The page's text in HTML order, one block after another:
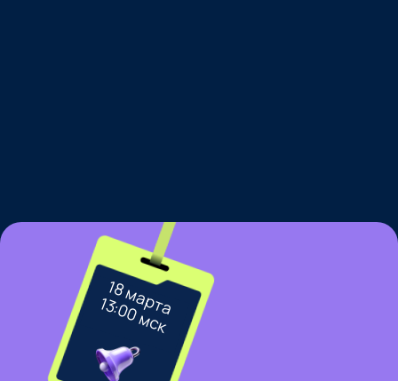
18 марта
13:00 мск